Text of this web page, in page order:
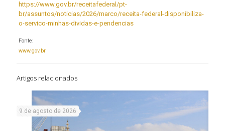
https://www.gov.br/receitafederal/pt-
br/assuntos/noticias/2026/marco/receita-federal-disponibiliza-
o-servico-minhas-dividas-e-pendencias
Fonte:
www.gov.br
Artigos relacionados
9 de agosto de 2026